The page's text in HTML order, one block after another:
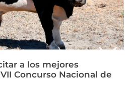
a los mejores
Concurso Nacional de